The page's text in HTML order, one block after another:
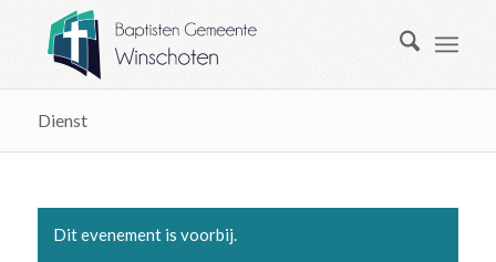
Dienst
Dit evenement is voorbij.